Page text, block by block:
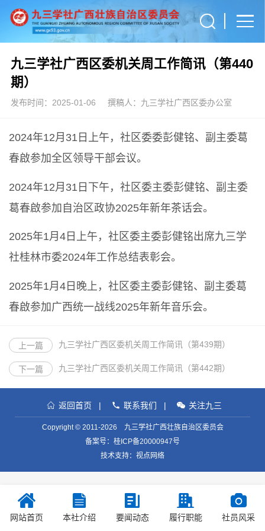
九三学社广西区委机关周工作简讯（第440
期）
发布时间：2025-01-06 撰稿人：九三学社广西区委办公室
2024年12月31日上午，社区委委彭健铭、副主委葛
春啟参加全区领导干部会议。
2024年12月31日下午，社区委主委彭健铭、副主委
葛春啟参加自治区政协2025年新年茶话会。
2025年1月4日上午，社区委主委彭健铭出席九三学
社桂林市委2024年工作总结表彰会。
2025年1月4日晚上，社区委主委彭健铭、副主委葛
春啟参加广西统一战线2025年新年音乐会。
上一篇 九三学社广西区委机关周工作简讯（第439期）
下一篇 九三学社广西区委机关周工作简讯（第442期）
返回首页 | 联系我们 | 关注九三
Copyright © 2011-2026 九三学社广西壮族自治区委员会
备案号： 桂ICP备20000947号
技术支持：视点网络
网站首页 本社介绍 要闻动态 履行职能 社员风采